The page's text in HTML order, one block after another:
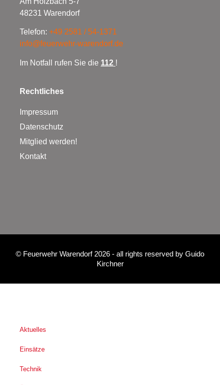
48231 Warendorf
Telefon: +49 2581 / 54-1371
info@feuerwehr-warendorf.de
Im Notfall rufen Sie die 112 !
Rechtliches
Impressum
Datenschutz
Mitglied werden!
Kontakt
© Feuerwehr Warendorf 2026 - all rights reserved by Guido
Kirchner
Aktuelles
Einsätze
Technik